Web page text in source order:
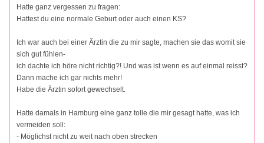
Hatte ganz vergessen zu fragen:
Hattest du eine normale Geburt oder auch einen KS?
Ich war auch bei einer Ärztin die zu mir sagte, machen sie das womit sie
sich gut fühlen-
ich dachte ich höre nicht richtig?! Und was ist wenn es auf einmal reisst?
Dann mache ich gar nichts mehr!
Habe die Ärztin sofort gewechselt.
Hatte damals in Hamburg eine ganz tolle die mir gesagt hatte, was ich
vermeiden soll:
- Möglichst nicht zu weit nach oben strecken